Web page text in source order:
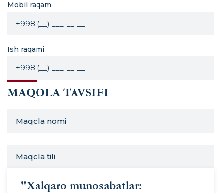
Mobil raqam
Ish raqami
MAQOLA TAVSIFI
"Xalqaro munosabatlar: